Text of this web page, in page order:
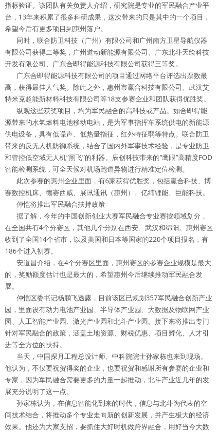
指标验证。该团队有关负责人介绍，研究院是专业的军民融合产业平
台，13年来积累了很多科研成果，这次带来的只是其中的一个项目，
希望今后有更多项目到惠州落户。
同时，联合防卫科技（广州）有限公司和广州南方卫星导航仪器
有限公司获得二等奖，广州道动新能源有限公司、广东北斗天绘科技
开发有限公司、广东合即得能源科技有限公司获得三等奖。
广东合即得能源科技有限公司的项目通过网络平台评选出票数最
高，获得最佳人气奖。除此之外，惠州市赢合科技有限公司、武汉艾
特米克超能新材料科技有限公司等18支参赛企业和团队获得优胜奖。
纵观这些获奖项目，均为军民融合的高科技或产品。如合即得能
源带来的水氢燃料电池移动电站，是为军事指挥车系统供电的新能源
供电设备，具有低噪声、低热量指征，红外特征弱等特点。联合防卫
带来的反无人机防御系统，结合了国内外军事技术经验，是专业防卫
和管控低空域无人机“黑飞”的利器。辰创科技带来的“鹰眼”高精度FOD
智能检测系统，可全天候对机场跑道异物进行精准定位检测。
此次参赛的惠州企业里面，有6家获得优胜奖，包括赢合科技、博
赛数控机床、德赛西威、展讯通讯（惠州）、亿纬锂能、巨能科技。
仲恺将推出军民融合扶持政策
据了解，今年的中国创新创业大赛军民融合专业赛按领域划分，
在全国共有4个分赛区，其他几个分别在西安、武汉和绵阳。惠州赛区
收到了全国14个省市，以及美国和日本等国家的220个项目报名，有
186个进入初赛。
安道昌介绍，在4个分赛区里面，惠州赛区的参赛企业规模是最大
的，奖励额度估计也是最大的，希望惠州今后继续推动军民融合发
展。
仲恺区委书记杨鹏飞透露，目前该区已规划357军民融合创新产业
园，里面设有动力电池产业园、半导体产业园、大数据及物联网产业
园、人工智能产业园、激光产业园和北斗产业园。接下来将推出专门
针对军民融合的政策，涵盖土地资源、财税优惠、项目孵化、人才引
进等全方位的扶持。
当天，中国探月工程总设计师、中科院院士孙家栋也来到现场。
他认为，不仅要祝贺得奖的企业，也要祝贺和感谢所有参赛的企业和
专家，因为军民融合需要更多的力量一起推动，北斗产业近几年的发
展充分说明了这一点。
孙家栋认为，在信息智能化到来的时代，信息与北斗为代表的空
间技术结合，将推动多个专业走向新的创新发展，并产生极大的经济
效果。他还为大家支招，要抓住大好时机做跨界融合，用好当今大数